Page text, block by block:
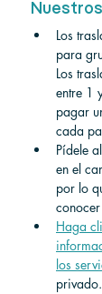
Los
para
Los
entre 1
pagar
cada
Pídele
en el
por lo
Haga
los
privado.